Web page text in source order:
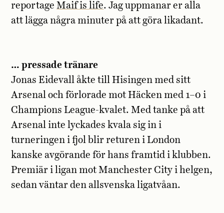
reportage Maif is life. Jag uppmanar er alla
att lägga några minuter på att göra likadant.
… pressade tränare
Jonas Eidevall åkte till Hisingen med sitt
Arsenal och förlorade mot Häcken med 1–0 i
Champions League-kvalet. Med tanke på att
Arsenal inte lyckades kvala sig in i
turneringen i fjol blir returen i London
kanske avgörande för hans framtid i klubben.
Premiär i ligan mot Manchester City i helgen,
sedan väntar den allsvenska ligatvåan.